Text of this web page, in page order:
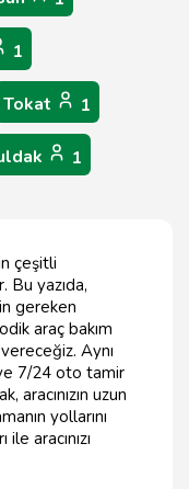
1
Tokat 1
1
çeşitli
yazıda,
gereken
araç bakım
Aynı
7/24 oto tamir
aracınızın uzun
yollarını
aracınızı